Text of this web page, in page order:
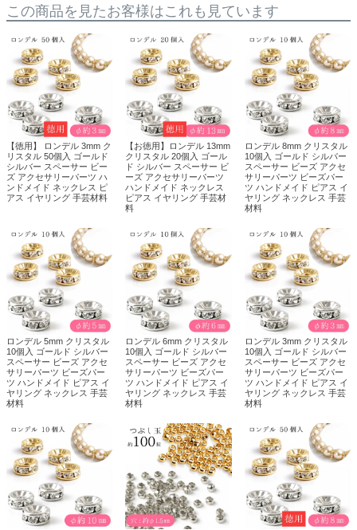
この商品を見たお客様はこれも見ています
【徳用】 ロンデル 3mm ク
リスタル 50個入 ゴールド
シルバー スペーサー ビー
ズ アクセサリーパーツ ハ
ンドメイド ネックレス ピ
アス イヤリング 手芸材料
【お徳用】ロンデル 13mm
クリスタル 20個入 ゴール
ド シルバー スペーサー ビ
ーズ アクセサリーパーツ
ハンドメイド ネックレス
ピアス イヤリング 手芸材
料
ロンデル 8mm クリスタル
10個入 ゴールド シルバー
スペーサー ビーズ アクセ
サリーパーツ ビーズパー
ツ ハンドメイド ピアス イ
ヤリング ネックレス 手芸
材料
ロンデル 5mm クリスタル
10個入 ゴールド シルバー
スペーサー ビーズ アクセ
サリーパーツ ビーズパー
ツ ハンドメイド ピアス イ
ヤリング ネックレス 手芸
材料
ロンデル 6mm クリスタル
10個入 ゴールド シルバー
スペーサー ビーズ アクセ
サリーパーツ ビーズパー
ツ ハンドメイド ピアス イ
ヤリング ネックレス 手芸
材料
ロンデル 3mm クリスタル
10個入 ゴールド シルバー
スペーサー ビーズ アクセ
サリーパーツ ビーズパー
ツ ハンドメイド ピアス イ
ヤリング ネックレス 手芸
材料